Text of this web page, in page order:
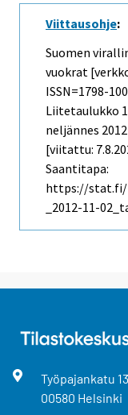
Viittausohje:
Suomen
vuokrat
ISSN=1798-
Liitetaulukko
neljännes
[viitattu:
Saantitapa:
https://stat.fi/
_2012-11-
Työpajankatu 13
00580 Helsinki